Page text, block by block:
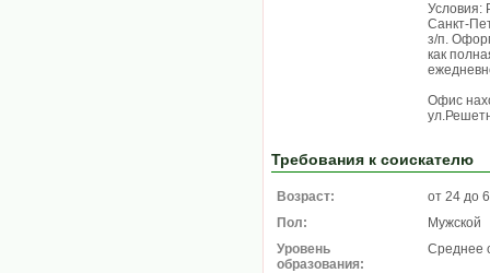
Условия:
Санкт-
з/п.
как
Офис
Требования к соискателю
Возраст:
от 24 до
Пол:
Мужской
Уровень
образования:
Среднее